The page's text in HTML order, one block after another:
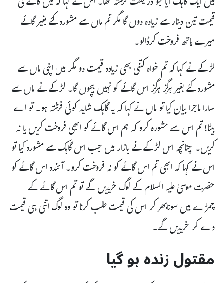
قیمت تین دینار سے زیادہ دوں گا مگر تم ماں سے مشورہ کئے بغیر گائے
میرے ہاتھ فروخت کرڈالو۔
لڑکے نے کہا کہ تم خواہ کتنی بھی زیادہ قیمت دو مگر میں اپنی ماں سے
مشورہ کئے بغیر ہرگز ہرگز اس گائے کو نہیں بیچوں گا۔ لڑکے نے ماں سے
سارا ماجرا بیان کیا تو ماں نے کہا کہ یہ گاہک شاید کوئی فرشتہ ہو۔ تو اے
بیٹا! تم اس سے مشورہ کرو کہ ہم اس گائے کو ابھی فروخت کریں یا نہ
کریں۔ چنانچہ اس لڑکے نے بازار میں جب اس گاہک سے مشورہ کیا تو
اس نے کہا کہ ابھی تم اس گائے کو نہ فروخت کرو۔ آئندہ اس گائے کو
حضرت موسیٰ علیہ السلام کے لوگ خریدیں گے تو تم اس گائے کے
چمڑے میں سونابھر کر اس کی قیمت طلب کرنا تو وہ لوگ اتنی ہی قیمت
دے کر خریدیں گے۔
مقتول زندہ ہو گیا